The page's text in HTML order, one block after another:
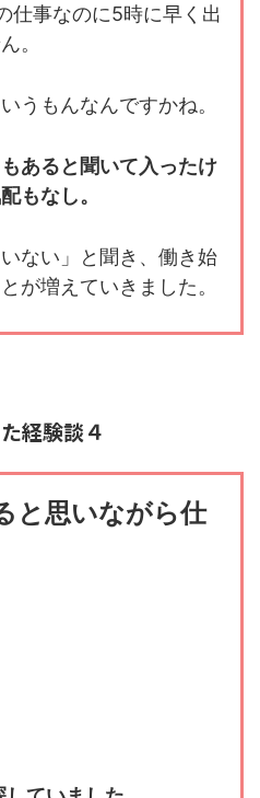
仕事なのに5時に早く出
。
うもんなんですかね。
あると聞いて入ったけ
もなし。
ない」と聞き、働き始
が増えていきました。
経験談４
と思いながら仕